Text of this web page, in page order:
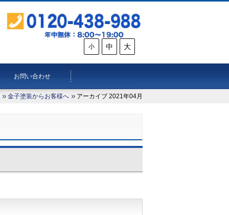
小 中 大
お問い合わせ
金子塗装からお客様へ アーカイブ 2021年04月